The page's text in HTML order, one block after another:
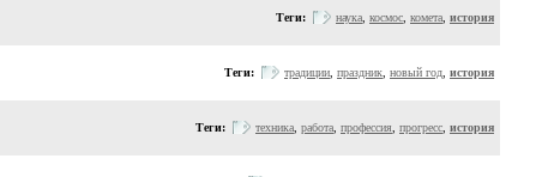
Теги: наука космос комета история
Теги: традиции праздник новый год история
Теги: техника работа профессия прогресс история